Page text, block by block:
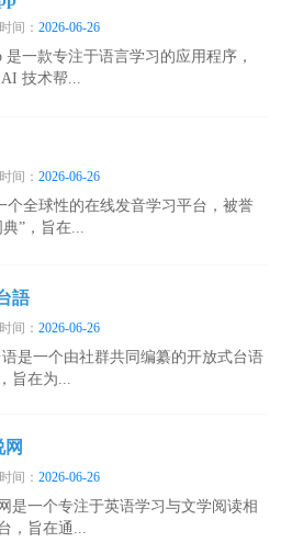
时间：2026-06-26
是一款专注于语言学习的应用程序，
技术帮...
时间：2026-06-26
个全球性的在线发音学习平台，被誉
”，旨在...
語
时间：2026-06-26
是一个由社群共同编纂的开放式台语
旨在为...
时间：2026-06-26
是一个专注于英语学习与文学阅读相
，旨在通...